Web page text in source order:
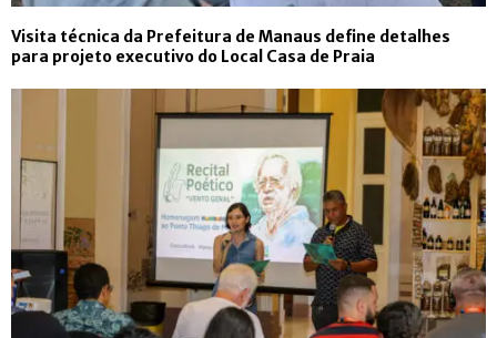
Visita técnica da Prefeitura de Manaus define detalhes
para projeto executivo do Local Casa de Praia